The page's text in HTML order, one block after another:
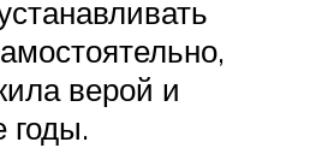
верой и
годы.